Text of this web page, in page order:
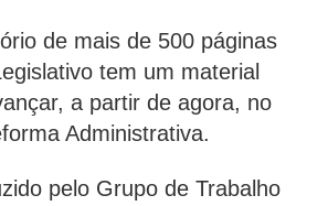
de mais de 500 páginas
tem um material
a partir de agora, no
Administrativa.
pelo Grupo de Trabalho